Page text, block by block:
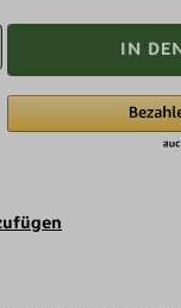
GIB DEN
IN